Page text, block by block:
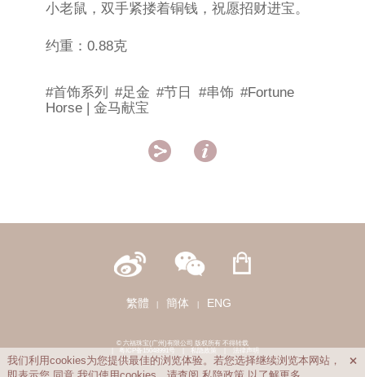
小老鼠，双手紧搂着铜钱，祝愿招财进宝。
约重：0.88克
#首饰系列 #足金 #节日 #串饰 #Fortune
Horse | 金马献宝
 
繁體 簡体 ENG
© 六福珠宝(广州)有限公司 版权所有 不得转载
|
粤ICP备15048991号 | 私隐政策 | 法律声明
我们利用cookies为您提供最佳的浏览体验。若您选择继续浏览本网站，
